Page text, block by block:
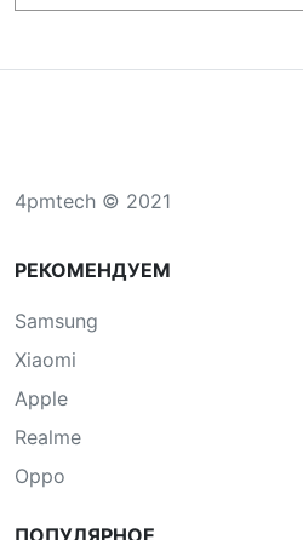
4pmtech © 2021
РЕКОМЕНДУЕМ
Samsung
Xiaomi
Apple
Realme
Oppo